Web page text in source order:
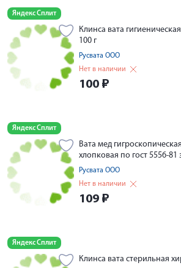
Яндекс Сплит
Клинса вата
100 г
Русвата ООО
Нет в наличии
100 ₽
Яндекс Сплит
Вата мед
хлопковая по гост 5556-81
Русвата ООО
Нет в наличии
109 ₽
Яндекс Сплит
Клинса вата стерильная